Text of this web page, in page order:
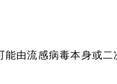
由流感病毒本身或